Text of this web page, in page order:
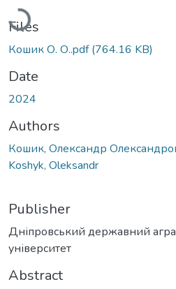
Loading...
Files
Кошик О. О..pdf(764.16 KB)
Date
2024
Authors
Кошик, Олександр
Koshyk, Oleksandr
Publisher
Дніпровський державний
університет
Abstract